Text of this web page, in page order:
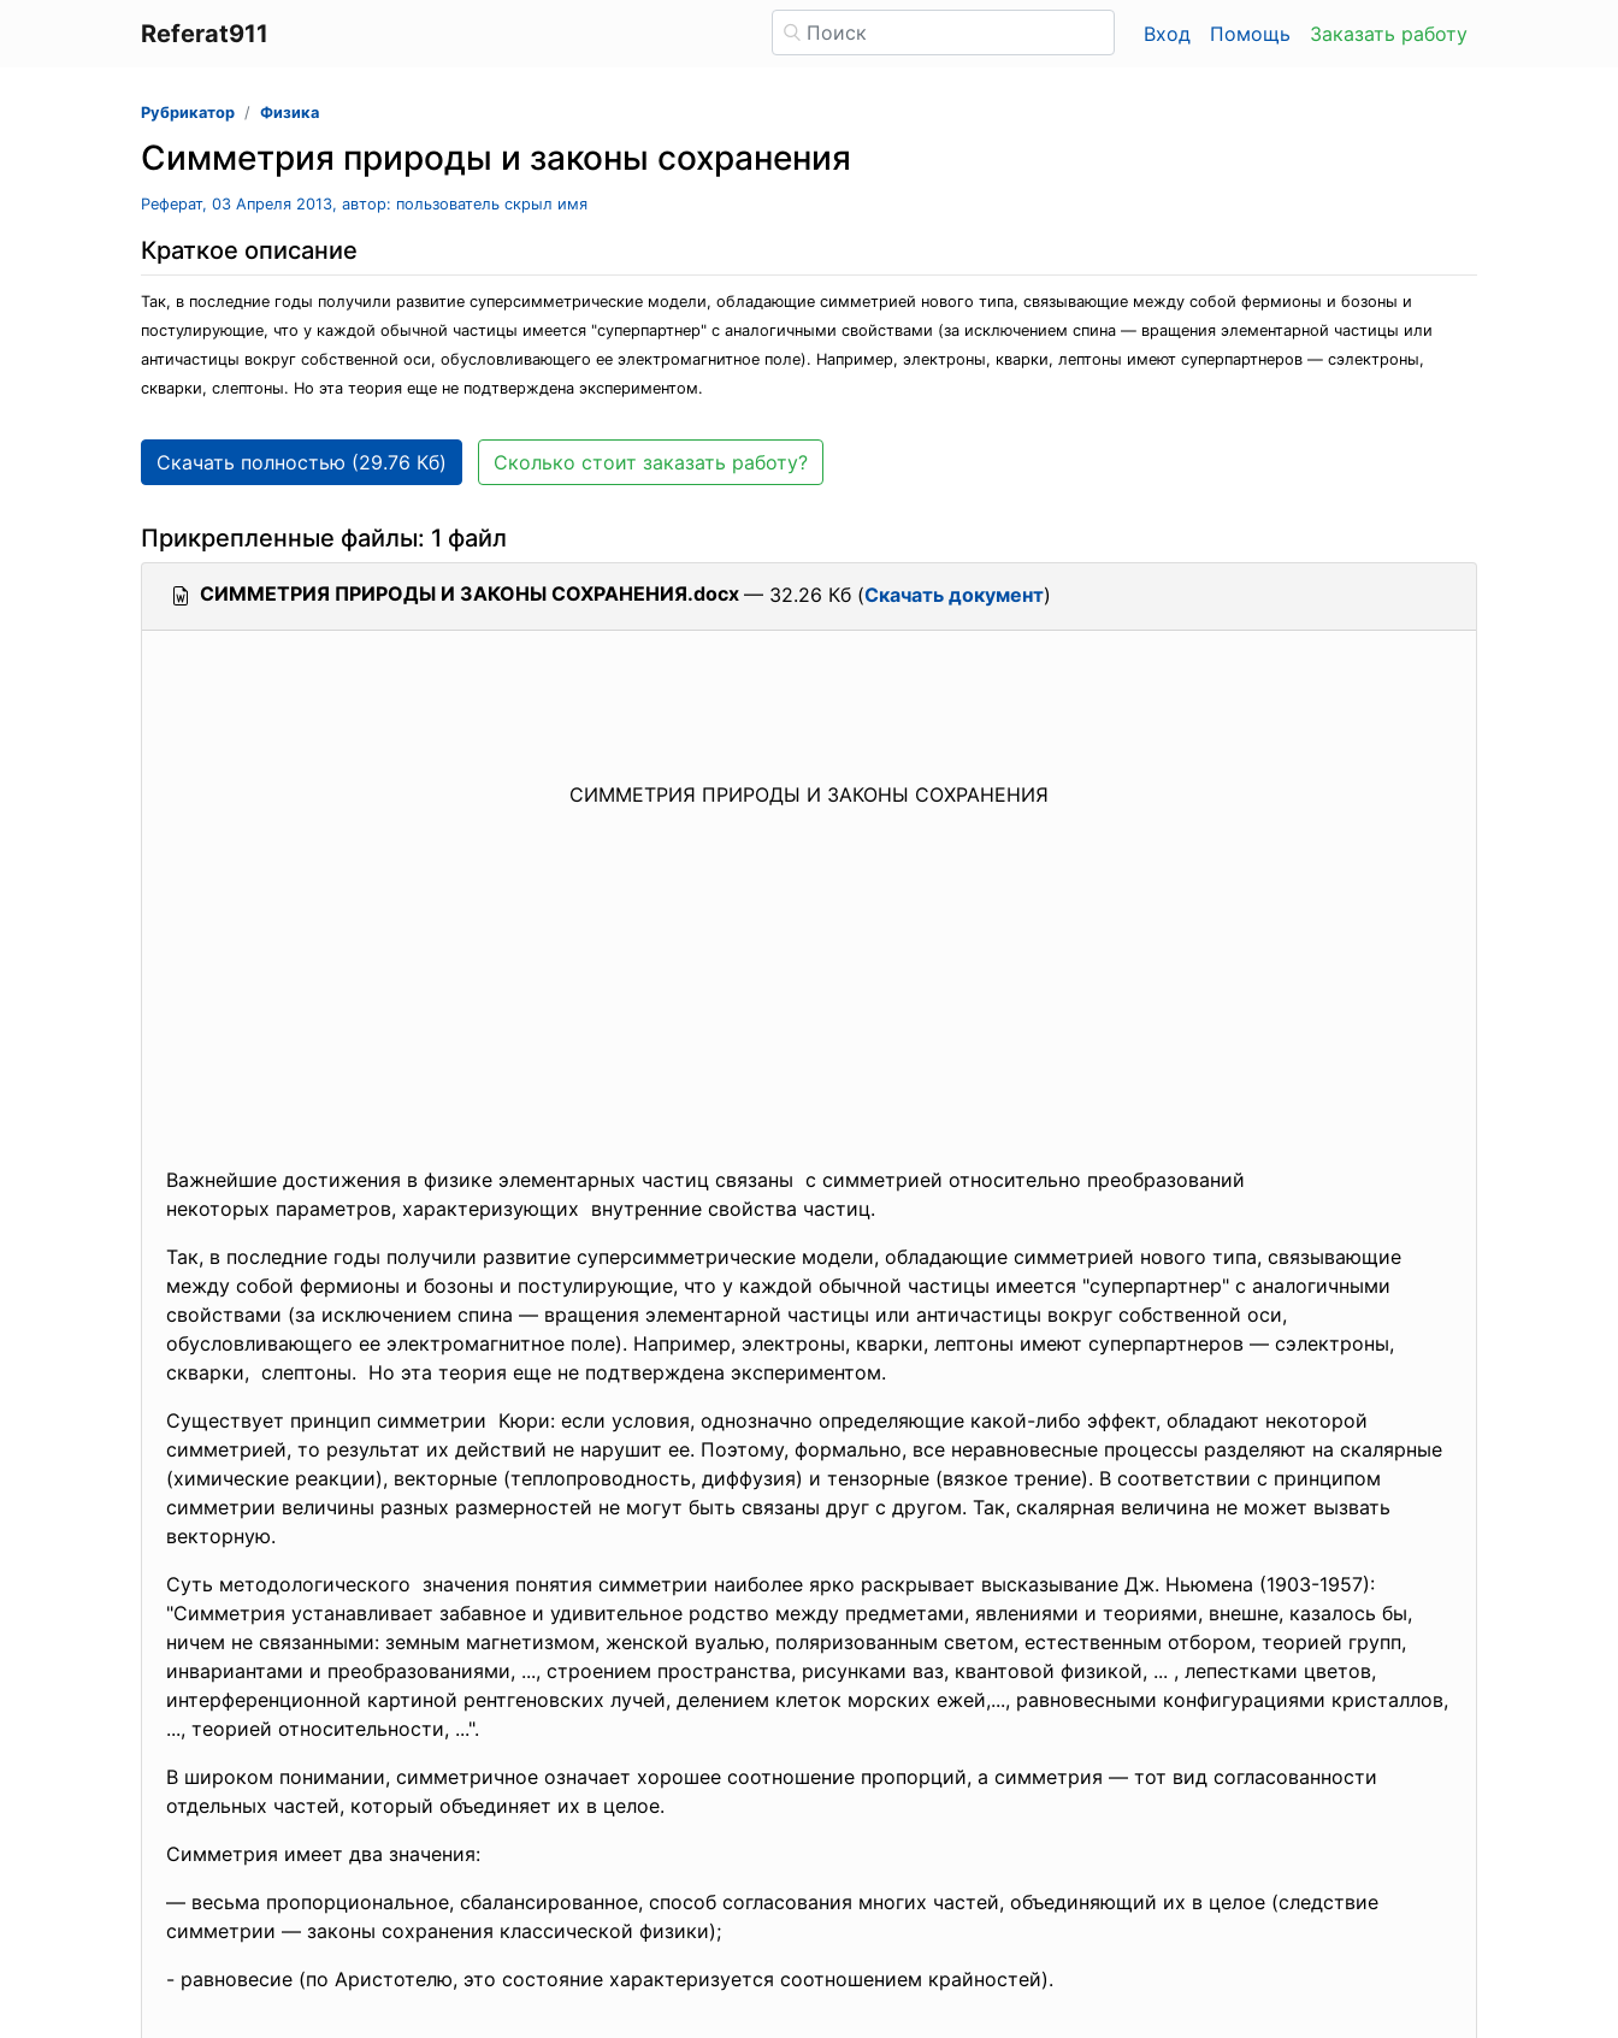
Referat911 Вход Помощь Заказать работу
Рубрикатор Физика
Симметрия природы и законы сохранения
Реферат, 03 Апреля 2013, автор: пользователь скрыл имя
Краткое описание
Так, в последние годы получили развитие суперсимметрические модели, обладающие симметрией нового типа, связывающие между собой фермионы и бозоны и
постулирующие, что у каждой обычной частицы имеется "суперпартнер" с аналогичными свойствами (за исключением спина — вращения элементарной частицы или
античастицы вокруг собственной оси, обусловливающего ее электромагнитное поле). Например, электроны, кварки, лептоны имеют суперпартнеров — сэлектроны,
скварки, слептоны. Но эта теория еще не подтверждена экспе­риментом.
Скачать полностью (29.76 Кб) Сколько стоит заказать работу?
Прикрепленные файлы: 1 файл
СИММЕТРИЯ ПРИРОДЫ И ЗАКОНЫ СОХРАНЕНИЯ.docx — 32.26 Кб (Скачать документ)
СИММЕТРИЯ ПРИРОДЫ И ЗАКОНЫ СОХРАНЕНИЯ
Важнейшие достижения в физике элементарных частиц связаны с симметрией относительно преобразований
некоторых параметров, характеризующих внутренние свойства частиц.
Так, в последние годы получили развитие суперсимметрические модели, обладающие симметрией нового типа, связывающие
между собой фермионы и бозоны и постулирующие, что у каждой обычной частицы имеется "суперпартнер" с аналогичными
свойствами (за исключением спина — вращения элементарной частицы или античастицы вокруг собственной оси,
обусловливающего ее электромагнитное поле). Например, электроны, кварки, лептоны имеют суперпартнеров — сэлектроны,
скварки, слептоны. Но эта теория еще не подтверждена экспе­риментом.
Существует принцип симметрии Кюри: если условия, одно­значно определяющие какой-либо эффект, обладают некоторой
симметрией, то результат их действий не нарушит ее. Поэтому, формально, все неравновесные процессы разделяют на скаляр­ные
(химические реакции), векторные (теплопроводность, диффузия) и тензорные (вязкое трение). В соответствии с принци­пом
симметрии величины разных размерностей не могут быть связаны друг с другом. Так, скалярная величина не может выз­вать
векторную.
Суть методологического значения понятия симметрии наиболее ярко раскрывает высказывание Дж. Ньюмена (1903-1957):
"Симметрия устанавливает забавное и удивительное родство между предметами, явлениями и теориями, внешне, казалось бы,
ничем не связанными: земным магнетизмом, женской вуа­лью, поляризованным светом, естественным отбором, теорией групп,
инвариантами и преобразованиями, ..., строением про­странства, рисунками ваз, квантовой физикой, ... , лепестками цветов,
интерференционной картиной рентгеновских лучей, де­лением клеток морских ежей,..., равновесными конфигурация­ми кристаллов,
..., теорией относительности, ...".
В широком понимании, симметричное означает хорошее со­отношение пропорций, а симметрия — тот вид согласованнос­ти
отдельных частей, который объединяет их в целое.
Симметрия имеет два значения:
— весьма пропорциональное, сбалансированное, способ со­гласования многих частей, объединяющий их в целое (следствие
симметрии — законы сохранения классической физики);
- равновесие (по Аристотелю, это состояние характеризу­ется соотношением крайностей).